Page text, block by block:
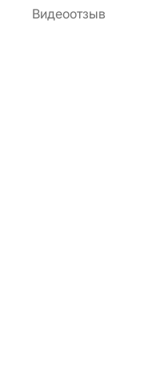
Видеоотзыв